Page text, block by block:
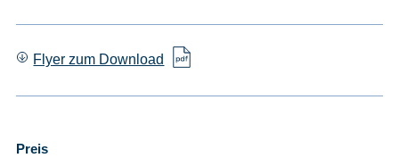
Flyer zum Download
Preis